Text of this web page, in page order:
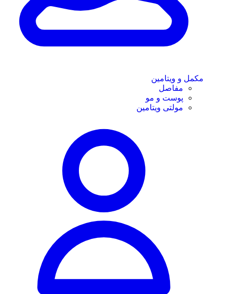
مکمل و ویتامین
مفاصل
پوست و مو
مولتی ویتامین